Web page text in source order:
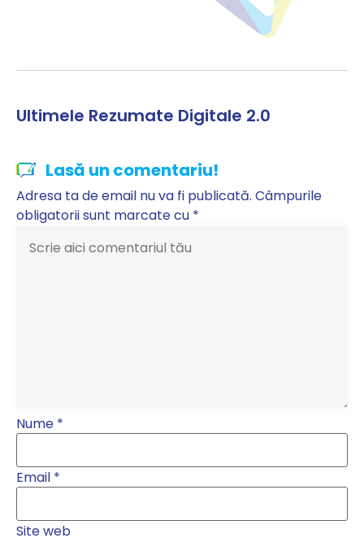
Ultimele Rezumate Digitale 2.0
Lasă un comentariu!
Adresa ta de email nu va fi publicată. Câmpurile
obligatorii sunt marcate cu *
Nume *
Email *
Site web